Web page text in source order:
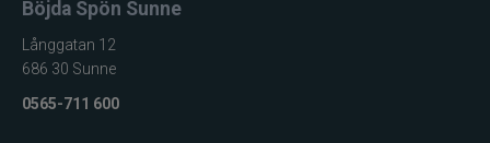
Böjda Spön Sunne
Långgatan 12
686 30 Sunne
0565-711 600